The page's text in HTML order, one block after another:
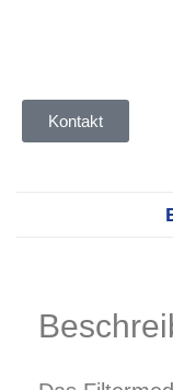
Kontakt